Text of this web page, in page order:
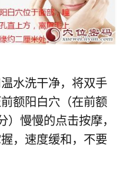
水洗干净，将双手
额阳白穴（在前额
慢慢的点击按摩，
，速度缓和，不要